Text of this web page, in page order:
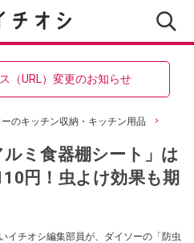
（URL）変更のお知らせ
のキッチン収納・キッチン用品
ミ食器棚シート」は
円！虫よけ効果も期
イチオシ編集部員が、ダイソーの「防虫